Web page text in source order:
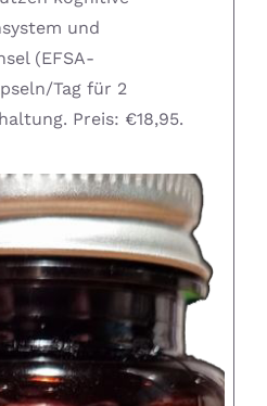
bedrijven
und
(EFSA-
Tag für 2
Preis: €18,95.